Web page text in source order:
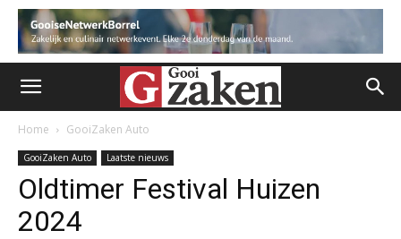
Home GooiZaken Auto
GooiZaken Auto Laatste nieuws
Oldtimer Festival Huizen
2024